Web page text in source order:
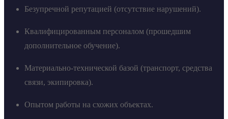
Безупречной репутацией (отсутствие нарушений).
Квалифицированным персоналом (прошедшим
дополнительное обучение).
Материально-технической базой (транспорт, средства
связи, экипировка).
Опытом работы на схожих объектах.